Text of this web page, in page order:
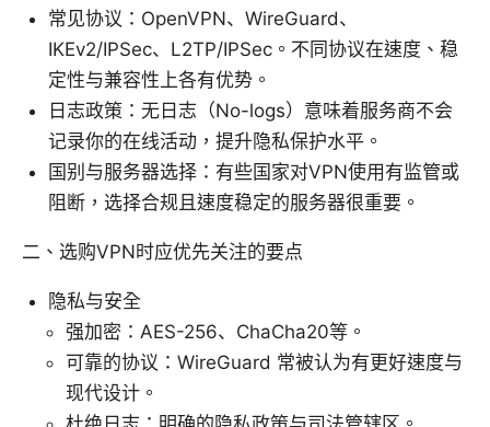
常见协议：OpenVPN、WireGuard、
IKEv2/IPSec、L2TP/IPSec。不同协议在速度、稳
定性与兼容性上各有优势。
日志政策：无日志（No-logs）意味着服务商不会
记录你的在线活动，提升隐私保护水平。
国别与服务器选择：有些国家对VPN使用有监管或
阻断，选择合规且速度稳定的服务器很重要。
二、选购VPN时应优先关注的要点
隐私与安全
强加密：AES-256、ChaCha20等。
可靠的协议：WireGuard 常被认为有更好速度与
现代设计。